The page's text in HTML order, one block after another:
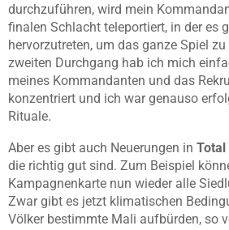
durchzuführen, wird mein
finalen Schlacht teleportiert, in der es
hervorzutreten, um das ganze Spiel
zweiten Durchgang hab ich mich
meines Kommandanten und das
konzentriert und ich war genauso
Rituale.
Aber es gibt auch Neuerungen in Total
die richtig gut sind. Zum Beispiel
Kampagnenkarte nun wieder alle
Zwar gibt es jetzt klimatischen
Völker bestimmte Mali aufbürden, so